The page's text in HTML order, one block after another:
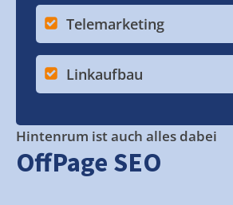
Telemarketing
Linkaufbau
Hintenrum ist auch alles dabei
OffPage SEO